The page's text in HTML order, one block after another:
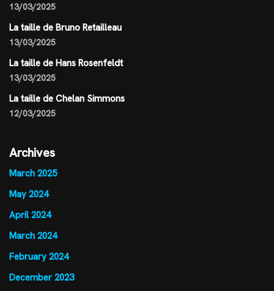
13/03/2025
La taille de Bruno Retailleau
13/03/2025
La taille de Hans Rosenfeldt
13/03/2025
La taille de Chelan Simmons
12/03/2025
Archives
March 2025
May 2024
April 2024
March 2024
February 2024
December 2023